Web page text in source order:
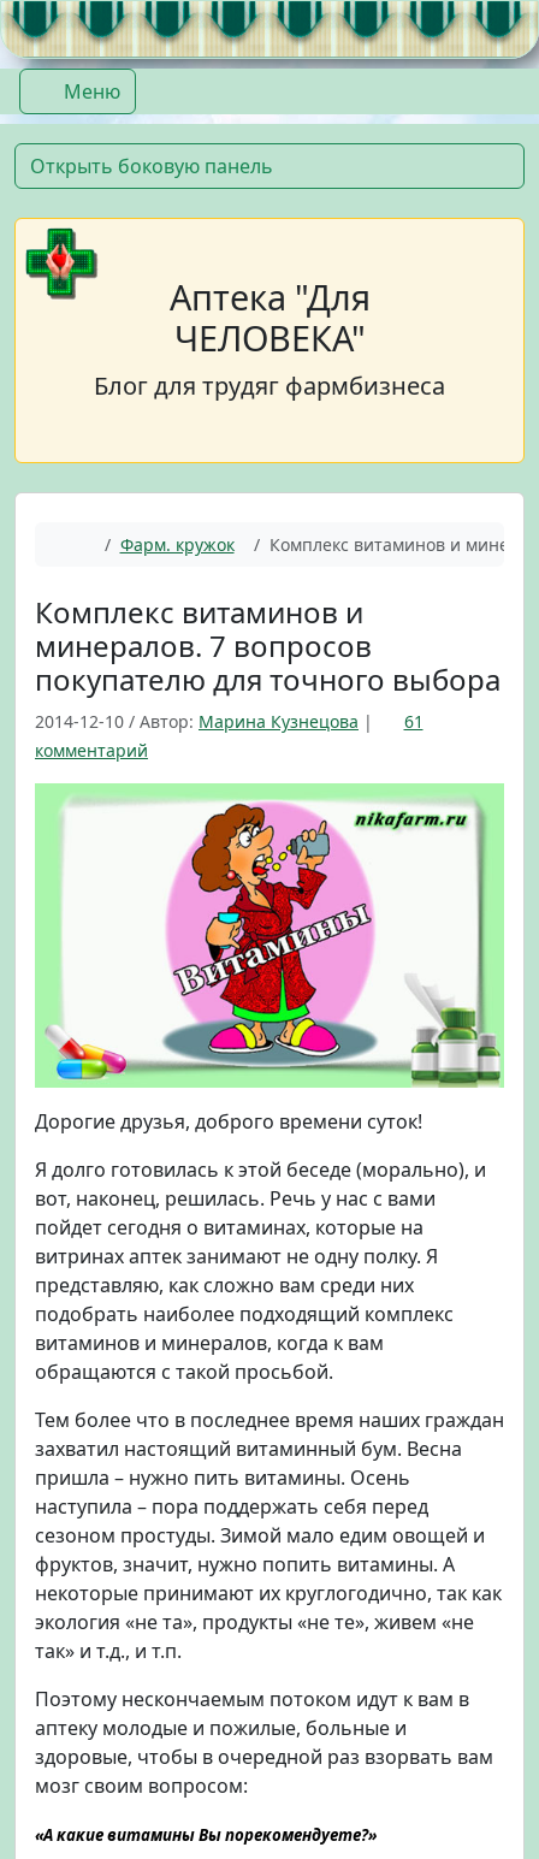
Перейти к содержимому
Перейти к футеру
Меню
Аптека "Для
ЧЕЛОВЕКА"
Блог для трудяг фармбизнеса
ГлавнаяФарм. кружок Комплекс витаминов и
Комплекс витаминов и
минералов. 7 вопросов
покупателю для точного выбора
2014-12-10 / Автор: Марина Кузнецова |
61
комментарий
а
к
в
т
а
м
и
н
в
и
м
н
е
р
а
л
о
7
в
п
р
о
с
в
Дорогие друзья, доброго времени суток!
Я долго готовилась к этой беседе (морально), и
вот, наконец, решилась. Речь у нас с вами
пойдет сегодня о витаминах, которые на
витринах аптек занимают не одну полку. Я
представляю, как сложно вам среди них
подобрать наиболее подходящий комплекс
витаминов и минералов, когда к вам
обращаются с такой просьбой.
Тем более что в последнее время наших граждан
захватил настоящий витаминный бум. Весна
пришла – нужно пить витамины. Осень
наступила – пора поддержать себя перед
сезоном простуды. Зимой мало едим овощей и
фруктов, значит, нужно попить витамины. А
некоторые принимают их круглогодично, так как
экология «не та», продукты «не те», живем «не
так» и т.д., и т.п.
Поэтому нескончаемым потоком идут к вам в
аптеку молодые и пожилые, больные и
здоровые, чтобы в очередной раз взорвать вам
мозг своим вопросом:
«А какие витамины Вы порекомендуете?»
Открыть боковую панель